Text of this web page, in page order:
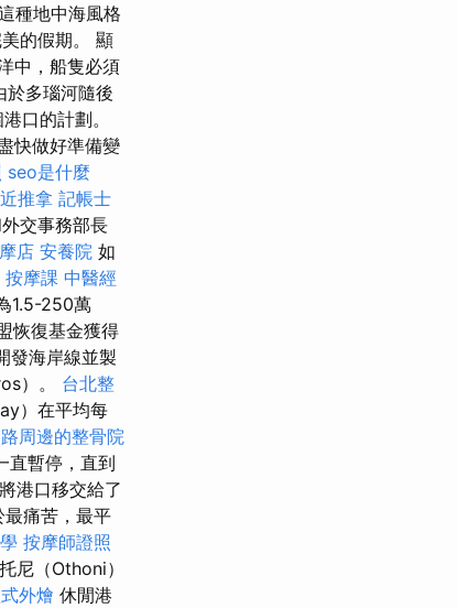
種地中海風格
的假期。 顯
中，船隻必須
於多瑙河隨後
口的計劃。
快做好準備變
seo是什麼
推拿 記帳士
交事務部長
店 安養院 如
按摩課 中醫經
1.5-250萬
恢復基金獲得
發海岸線並製
）。 台北整
）在平均每
周邊的整骨院
直暫停，直到
港口移交給了
痛苦，最平
按摩師證照
尼（Othoni）
外燴 休閒港